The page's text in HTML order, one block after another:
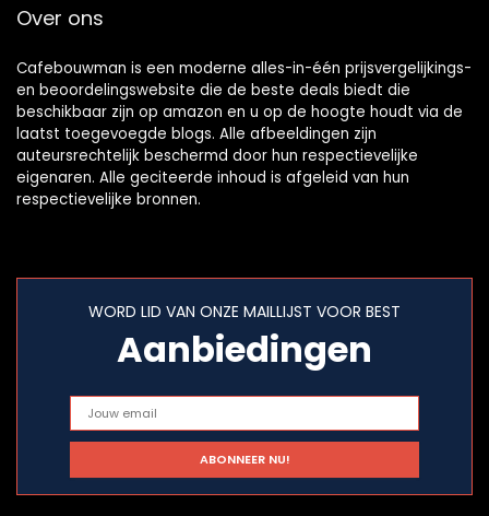
Over ons
Cafebouwman is een moderne alles-in-één prijsvergelijkings-
en beoordelingswebsite die de beste deals biedt die
beschikbaar zijn op amazon en u op de hoogte houdt via de
laatst toegevoegde blogs. Alle afbeeldingen zijn
auteursrechtelijk beschermd door hun respectievelijke
eigenaren. Alle geciteerde inhoud is afgeleid van hun
respectievelijke bronnen.
WORD LID VAN ONZE MAILLIJST VOOR BEST
Aanbiedingen